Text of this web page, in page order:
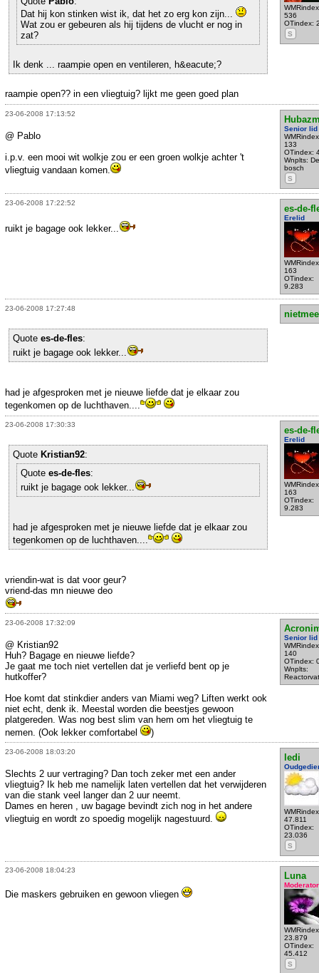
536
OTindex:
S
Dat hij kon stinken wist ik, dat het zo erg kon zijn...
Wat zou er gebeuren als hij tijdens de vlucht er nog in
zat?
Ik denk ... raampie open en ventileren, h&eacute;?
raampie open?? in een vliegtuig? lijkt me geen goed plan
23-06-2008 17:13:52
Senior lid
133
OTindex:
Wnplts:
bosch
S
@ Pablo
i.p.v. een mooi wit wolkje zou er een groen wolkje achter 't
vliegtuig vandaan komen.
23-06-2008 17:22:52
es-de-
Erelid
163
OTindex:
9.283
ruikt je bagage ook lekker...
23-06-2008 17:27:48
Quote es-de-fles:
ruikt je bagage ook lekker...
had je afgesproken met je nieuwe liefde dat je elkaar zou
tegenkomen op de luchthaven....
23-06-2008 17:30:33
es-de-
Erelid
163
OTindex:
9.283
Quote Kristian92:
Quote es-de-fles:
ruikt je bagage ook lekker...
had je afgesproken met je nieuwe liefde dat je elkaar zou
tegenkomen op de luchthaven....
vriendin-wat is dat voor geur?
vriend-das mn nieuwe deo
23-06-2008 17:32:09
Senior lid
140
OTindex:
Wnplts:
Reactorvat
@ Kristian92
Huh? Bagage en nieuwe liefde?
Je gaat me toch niet vertellen dat je verliefd bent op je
hutkoffer?
Hoe komt dat stinkdier anders van Miami weg? Liften werkt ook
niet echt, denk ik. Meestal worden die beestjes gewoon
platgereden. Was nog best slim van hem om het vliegtuig te
nemen. (Ook lekker comfortabel
)
23-06-2008 18:03:20
ledi
47.811
OTindex:
23.036
S
Slechts 2 uur vertraging? Dan toch zeker met een ander
vliegtuig? Ik heb me namelijk laten vertellen dat het verwijderen
van die stank veel langer dan 2 uur neemt.
Dames en heren , uw bagage bevindt zich nog in het andere
vliegtuig en wordt zo spoedig mogelijk nagestuurd.
23-06-2008 18:04:23
Luna
Moderator
23.879
OTindex:
45.412
S
Die maskers gebruiken en gewoon vliegen